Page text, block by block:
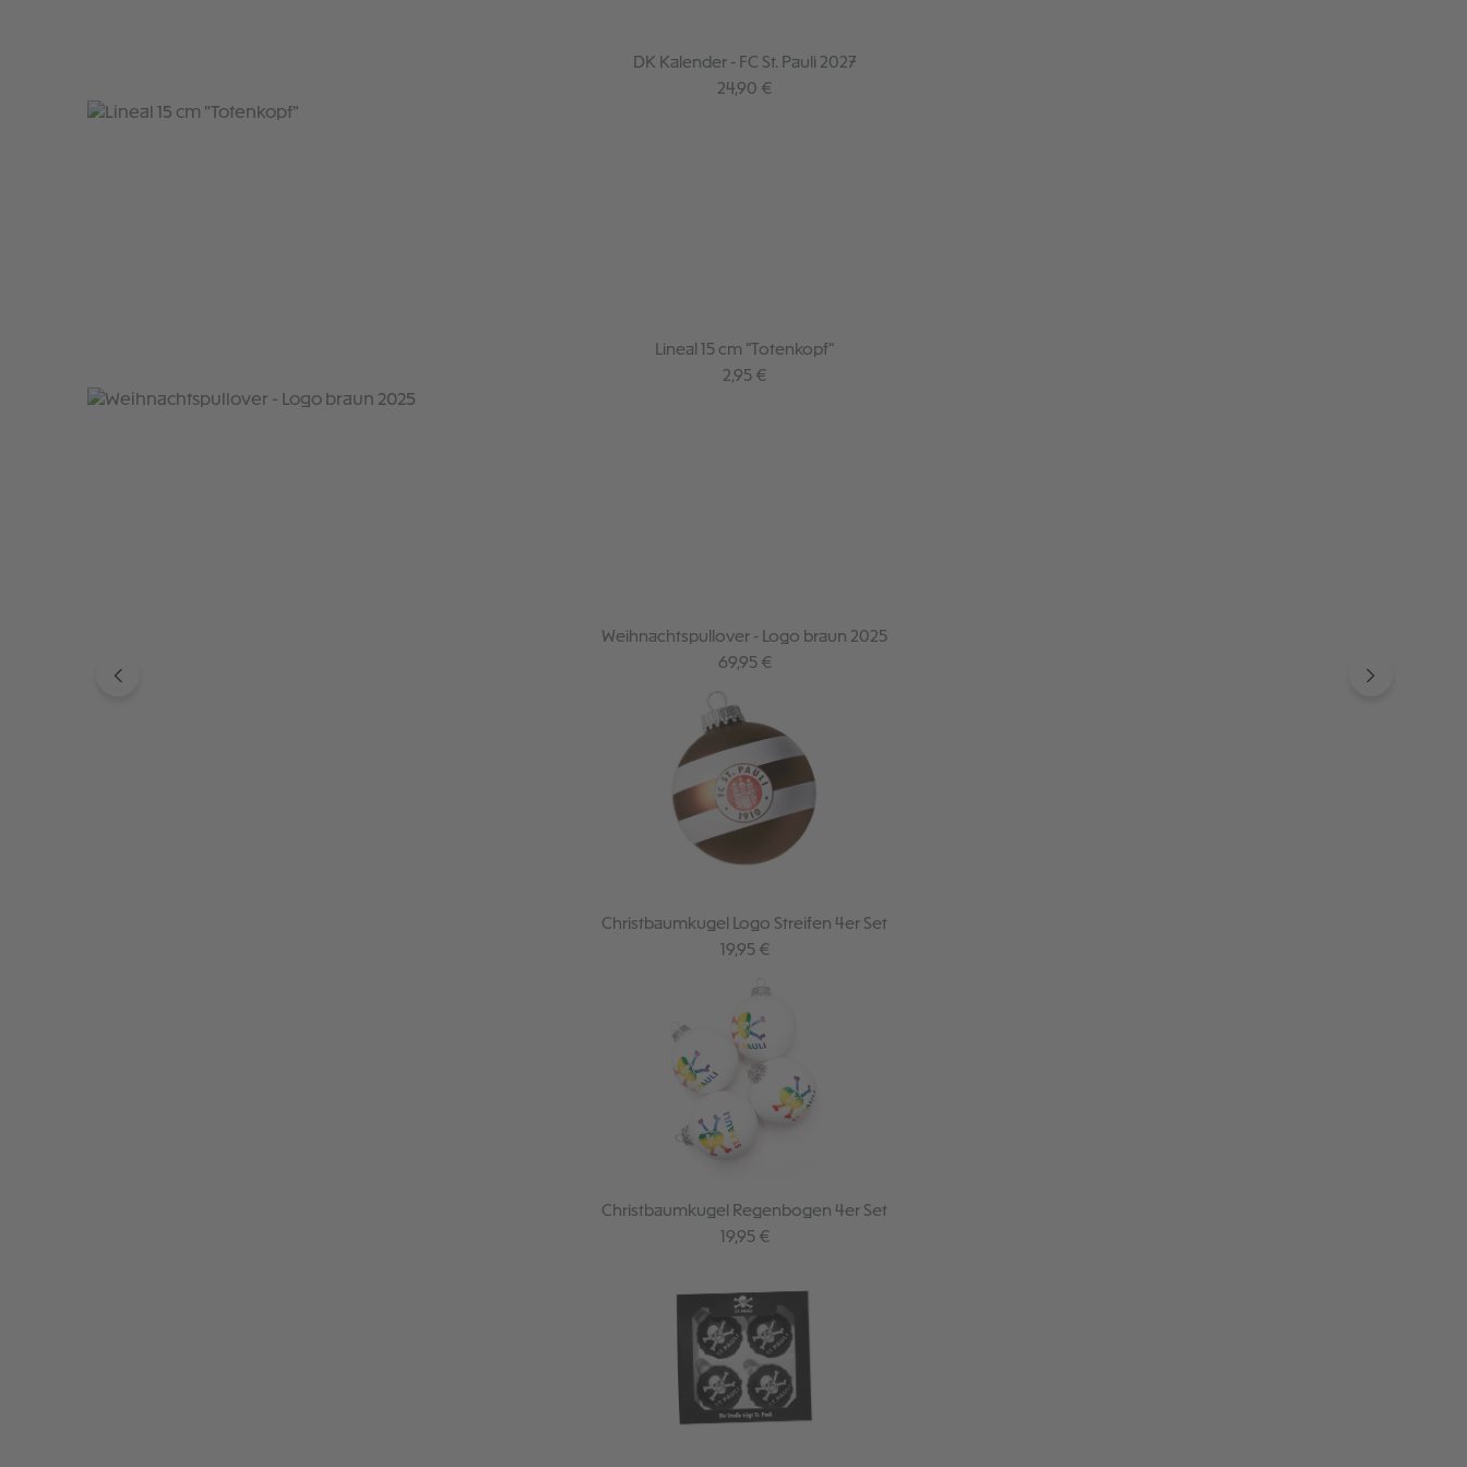
DK Kalender - FC St. Pauli 2027
Regulärer Preis:
24,90 €
Lineal 15 cm "Totenkopf"
Regulärer Preis:
2,95 €
Weihnachtspullover - Logo braun 2025
Regulärer Preis:
69,95 €
Christbaumkugel Logo Streifen 4er Set
Regulärer Preis:
19,95 €
Christbaumkugel Regenbogen 4er Set
Regulärer Preis:
19,95 €